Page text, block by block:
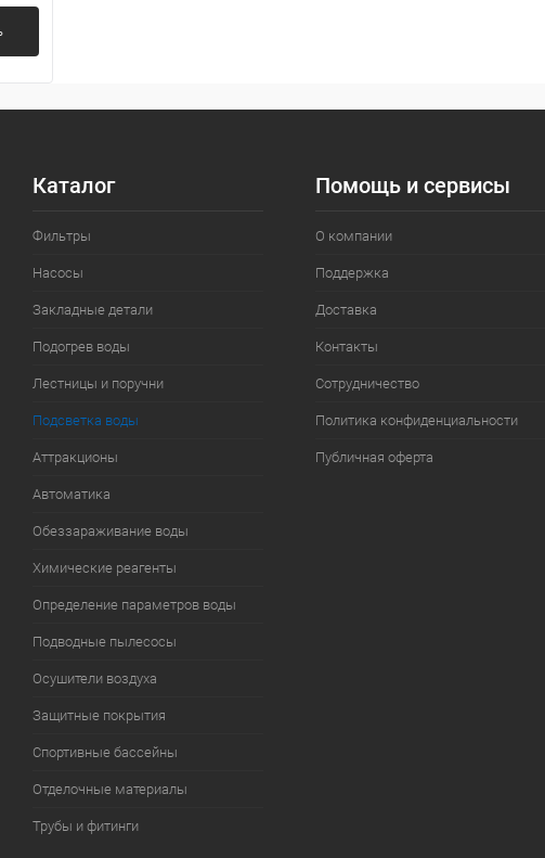
Каталог
Фильтры
Насосы
Закладные детали
Подогрев воды
Лестницы и поручни
Подсветка воды
Аттракционы
Автоматика
Обеззараживание воды
Химические реагенты
Определение параметров воды
Подводные пылесосы
Осушители воздуха
Защитные покрытия
Спортивные бассейны
Отделочные материалы
Трубы и фитинги
Помощь и сервисы
О компании
Поддержка
Доставка
Контакты
Сотрудничество
Политика конфиденциальности
Публичная оферта